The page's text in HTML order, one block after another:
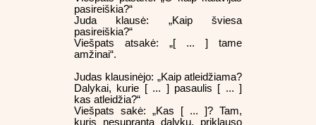
pasireiškia?“
Juda klausė: „Kaip šviesa
pasireiškia?“
Viešpats atsakė: „[ ... ] tame
amžinai“.
Judas klausinėjo: „Kaip atleidžiama?
Dalykai, kurie [ ... ] pasaulis [ ... ]
kas atleidžia?“
Viešpats sakė: „Kas [ ... ]? Tam,
kuris nesupranta dalykų, priklauso